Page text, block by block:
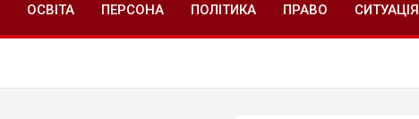
ОСВІТА ПЕРСОНА ПОЛІТИКА ПРАВО СИТУАЦІЯ